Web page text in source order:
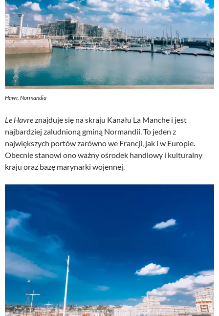
Hawr, Normandia
Le Havreznajduje się na skraju Kanału La Manche i jest
najbardziej zaludnioną gminą Normandii. To jeden z
największych portów zarówno we Francji, jak i w Europie.
Obecnie stanowi ono ważny ośrodek handlowy i kulturalny
kraju oraz bazę marynarki wojennej.